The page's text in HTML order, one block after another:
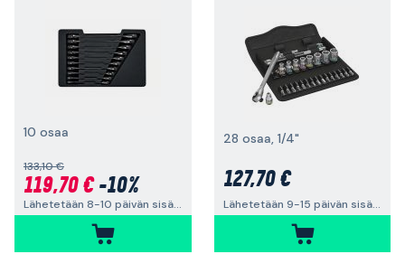
10 osaa
133,10 €
119,70 €-10%
Lähetetään 8-10 päivän sisällä
28 osaa, 1/4"
127,70 €
Lähetetään 9-15 päivän sisällä